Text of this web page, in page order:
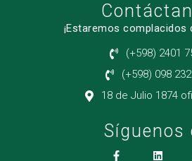
¡Estaremos complacidos
(+598) 2401
(+598) 098
18 de Julio 1874
Síguenos